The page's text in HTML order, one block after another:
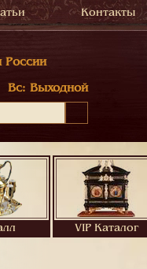
Контакты
России
Вс: Выходной
VIP Каталог